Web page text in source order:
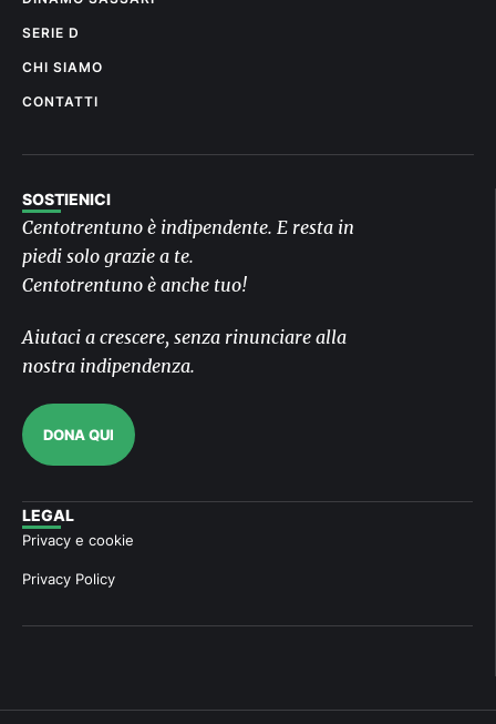
SERIE D
CHI SIAMO
CONTATTI
SOSTIENICI
Centotrentuno è indipendente. E resta in
piedi solo grazie a te.
Centotrentuno è anche tuo!
Aiutaci a crescere, senza rinunciare alla
nostra indipendenza.
DONA QUI
LEGAL
Privacy e cookie
Privacy Policy